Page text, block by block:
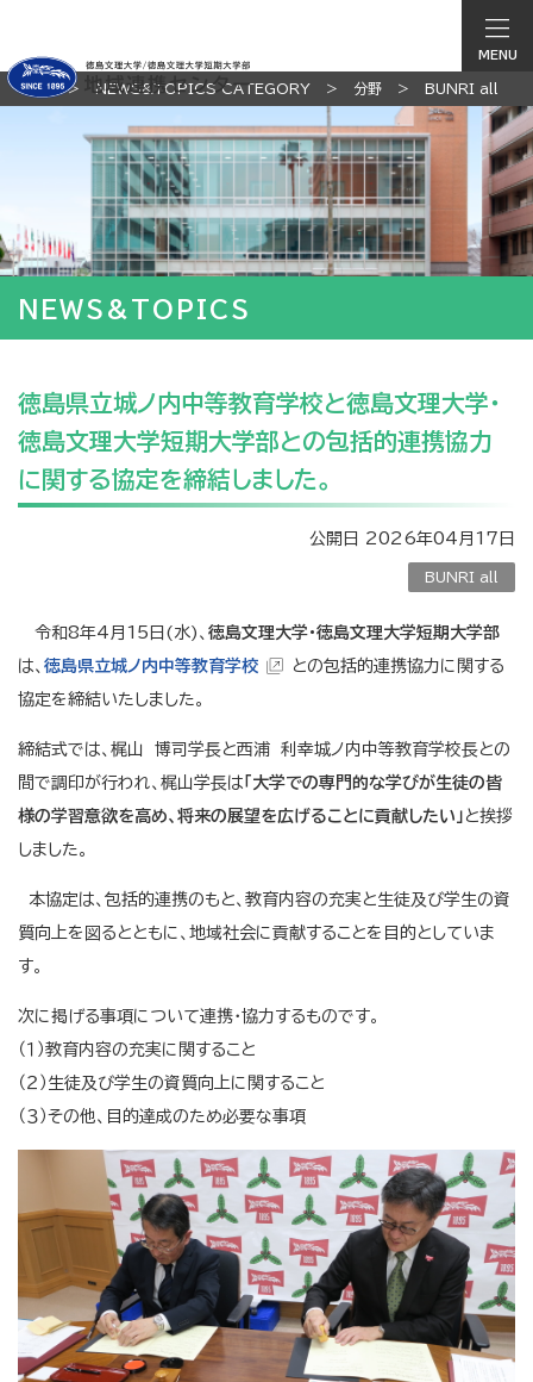
MENU
TOP NEWS&TOPICS CATEGORY 分野 BUNRI all
NEWS&TOPICS
徳島県立城ノ内中等教育学校と徳島文理大学・
徳島文理大学短期大学部との包括的連携協力
に関する協定を締結しました。
公開日 2026年04月17日
BUNRI all
令和8年4月15日(水)、 徳島文理大学・徳島文理大学短期大学部
は、 徳島県立城ノ内中等教育学校
との包括的連携協力に関する
協定を締結いたしました。
締結式では、梶山 博司学長と西浦 利幸城ノ内中等教育学校長との
間で調印が行われ、梶山学長は「大学での専門的な学びが生徒の皆
様の学習意欲を高め、将来の展望を広げることに貢献したい」 と挨拶
しました。
本協定は、包括的連携のもと、教育内容の充実と生徒及び学生の資
質向上を図るとともに、地域社会に貢献することを目的としていま
す。
次に掲げる事項について連携・協力するものです。
（１）教育内容の充実に関すること
（２）生徒及び学生の資質向上に関すること
（３）その他、目的達成のため必要な事項